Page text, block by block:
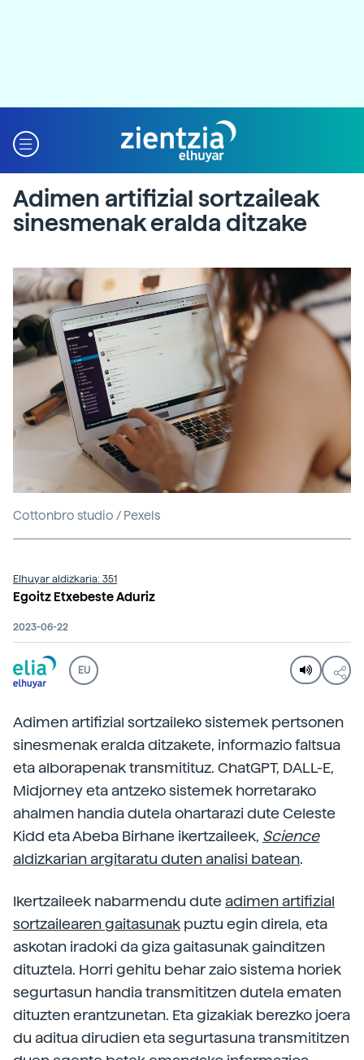
Adimen artifizial sortzaileak
sinesmenak eralda ditzake
Cottonbro studio / Pexels
Elhuyar aldizkaria: 351
Egoitz Etxebeste Aduriz
2023-06-22
EU
Adimen artifizial sortzaileko sistemek pertsonen
sinesmenak eralda ditzakete, informazio faltsua
eta alborapenak transmitituz. ChatGPT, DALL-E,
Midjorney eta antzeko sistemek horretarako
ahalmen handia dutela ohartarazi dute Celeste
Kidd eta Abeba Birhane ikertzaileek, Science
aldizkarian argitaratu duten analisi batean.
Ikertzaileek nabarmendu dute adimen artifizial
sortzailearen gaitasunak puztu egin direla, eta
askotan iradoki da giza gaitasunak gainditzen
dituztela. Horri gehitu behar zaio sistema horiek
segurtasun handia transmititzen dutela ematen
dituzten erantzunetan. Eta gizakiak berezko joera
du aditua dirudien eta segurtasuna transmititzen